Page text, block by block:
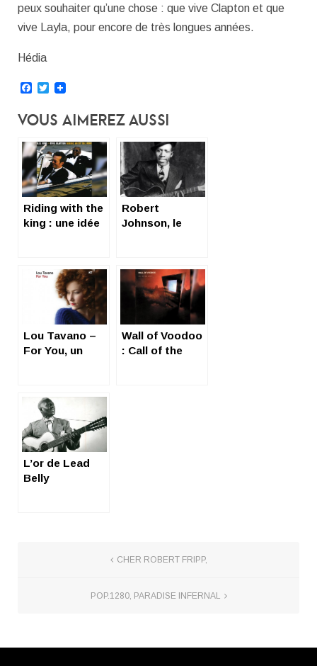
peux souhaiter qu’une chose : que vive Clapton et que
vive Layla, pour encore de très longues années.
Hédia
Facebook
Twitter
Vous Aimerez Aussi
Riding with the
king : une idée
Robert
Johnson, le
Lou Tavano –
For You, un
Wall of Voodoo
: Call of the
L’or de Lead
Belly
CHER ROBERT FRIPP,
POP.1280, PARADISE INFERNAL